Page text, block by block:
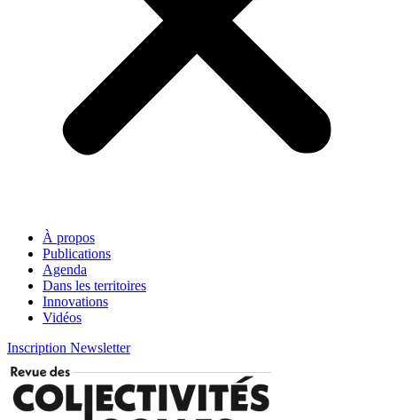
À propos
Publications
Agenda
Dans les territoires
Innovations
Vidéos
Inscription Newsletter